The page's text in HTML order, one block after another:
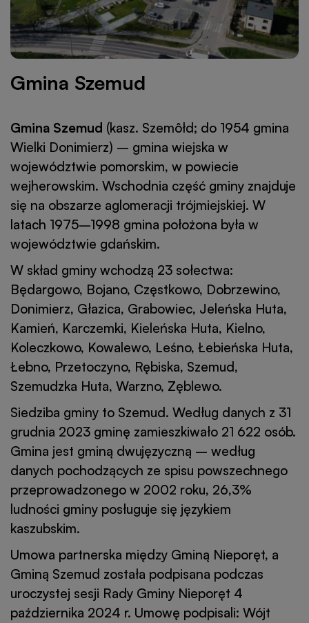
Gmina Szemud
Gmina Szemud (kasz. Szemôłd; do 1954 gmina
Wielki Donimierz) – gmina wiejska w
województwie pomorskim, w powiecie
wejherowskim. Wschodnia część gminy znajduje
się na obszarze aglomeracji trójmiejskiej. W
latach 1975–1998 gmina położona była w
województwie gdańskim.
W skład gminy wchodzą 23 sołectwa:
Będargowo, Bojano, Częstkowo, Dobrzewino,
Donimierz, Głazica, Grabowiec, Jeleńska Huta,
Kamień, Karczemki, Kieleńska Huta, Kielno,
Koleczkowo, Kowalewo, Leśno, Łebieńska Huta,
Łebno, Przetoczyno, Rębiska, Szemud,
Szemudzka Huta, Warzno, Zęblewo.
Siedziba gminy to Szemud. Według danych z 31
grudnia 2023 gminę zamieszkiwało 21 622 osób.
Gmina jest gminą dwujęzyczną – według
danych pochodzących ze spisu powszechnego
przeprowadzonego w 2002 roku, 26,3%
ludności gminy posługuje się językiem
kaszubskim.
Umowa partnerska między Gminą Nieporęt, a
Gminą Szemud została podpisana podczas
uroczystej sesji Rady Gminy Nieporęt 4
października 2024 r. Umowę podpisali: Wójt